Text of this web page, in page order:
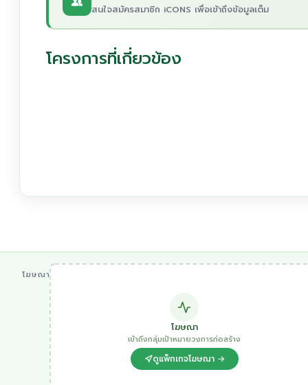
สนใจสมัครสมาชิก iCONS เพื่อเข้าถึงข้อมูลเต็ม
โครงการที่เกี่ยวข้อง
โฆษณา
โฆษณา
เข้าถึงกลุ่มเป้าหมายวงการก่อสร้าง
ดูแพ็กเกจโฆษณา →